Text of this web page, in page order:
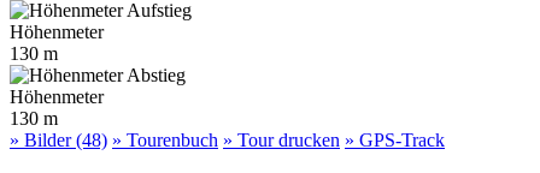
Höhenmeter
130 m
Höhenmeter
130 m
» Bilder (48) » Tourenbuch » Tour drucken » GPS-Track